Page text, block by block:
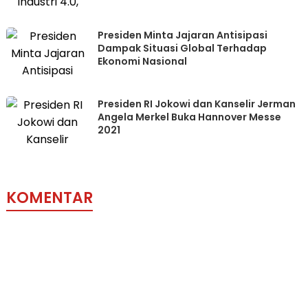
Presiden Minta Jajaran Antisipasi
Dampak Situasi Global Terhadap
Ekonomi Nasional
Presiden RI Jokowi dan Kanselir Jerman
Angela Merkel Buka Hannover Messe
2021
KOMENTAR